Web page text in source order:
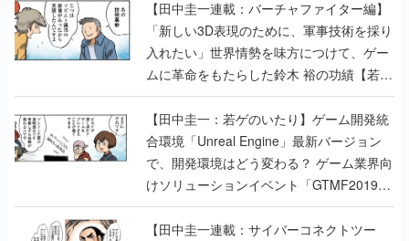
【田中圭一連載：バーチャファイター編】
「新しい3D表現のために、軍事技術を採り
入れたい」世界情勢を味方につけて、ゲー
ムに革命をもたらした鈴木 裕の功績【若ゲ
のいたり】
【田中圭一：若ゲのいたり】ゲーム開発統
合環境「Unreal Engine」最新バージョン
で、開発環境はどう変わる？ ゲーム業界向
けソリューションイベント「GTMF2019」
に行って、より理解を深めよう【PR】
【田中圭一連載：サイバーコネクトツー